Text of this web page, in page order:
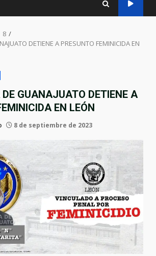
8
DETIENE A PRESUNTO FEMINICIDA EN
GUANAJUATO DETIENE A
EN LEÓN
8 de septiembre de 2023